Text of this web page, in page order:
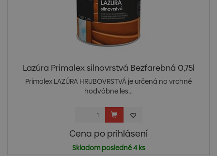
Lazúra Primalex silnovrstvá Bezfarebná 0,75l
Primalex LAZÚRA HRUBOVRSTVÁ je určená na vrchné
hodvábne les...
Cena po prihlásení
Skladom posledné 4 ks